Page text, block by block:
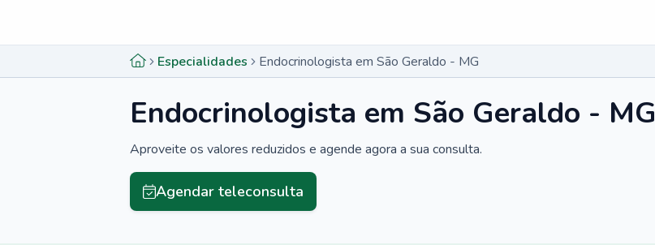
Especialidades Endocrinologista em São Geraldo - MG
Endocrinologista em São Geraldo - MG
Aproveite os valores reduzidos e agende agora a sua consulta.
Agendar teleconsulta